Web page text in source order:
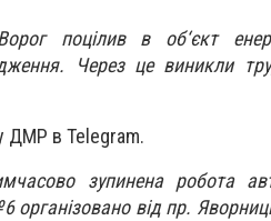
поцілив в об‘єкт
Через це виникли
ДМР в Telegram.
зупинена робота
від пр.